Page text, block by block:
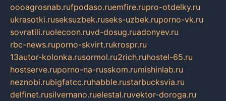
oooagrosnab.rufpodaso.ruemfire.rupro-otdelky.ru
ukrasotki.ruseksuzbek.ruseks-uzbek.ruporno-vk.ru
sovratili.ruolecoon.ruvd-dosug.ruadonyev.ru
rbc-news.ruporno-skvirt.rukrospr.ru
13autor-kolonka.rusormol.ru2rich.ruhostel-65.ru
hostserve.ruporno-na-russkom.rumishinlab.ru
neznobi.rubigfatcc.ruhabble.rustarbucksvia.ru
delfinet.rusilvernano.ruelestal.ruvektor-doroga.ru